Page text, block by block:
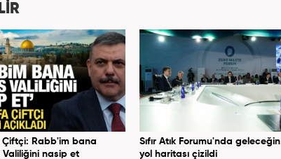
Çiftçi: Rabb'im bana
Valiliğini nasip et
Sıfır Atık Forumu'nda geleceğin
yol haritası çizildi